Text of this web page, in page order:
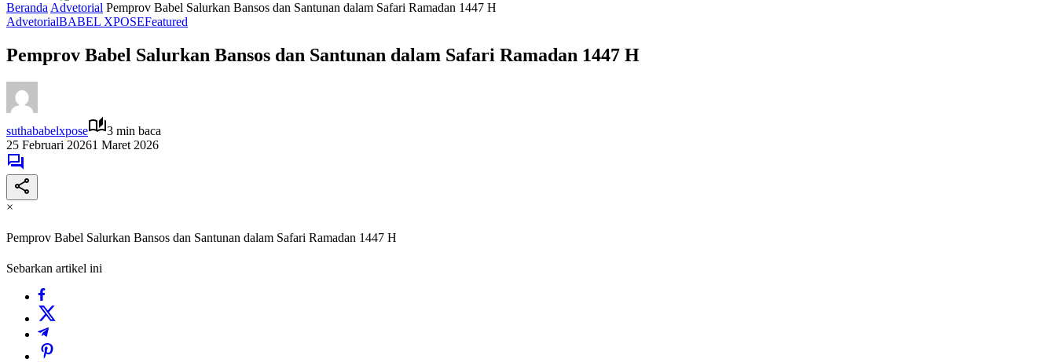
Beranda Advetorial Pemprov Babel Salurkan Bansos dan Santunan dalam Safari Ramadan 1447 H
AdvetorialBABEL XPOSEFeatured
Pemprov Babel Salurkan Bansos dan Santunan dalam Safari Ramadan 1447 H
suthababelxpose
3 min baca
25 Februari 20261 Maret 2026
×
Pemprov Babel Salurkan Bansos dan Santunan dalam Safari Ramadan 1447 H
Sebarkan artikel ini